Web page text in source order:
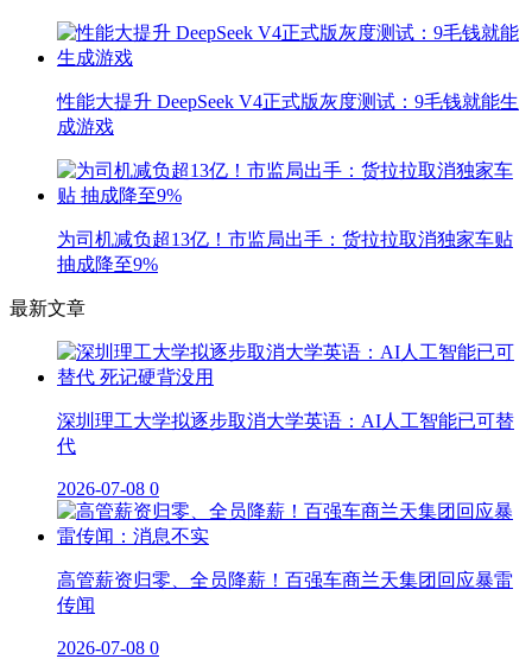
性能大提升 DeepSeek V4正式版灰度测试：9毛钱就能生
成游戏
为司机减负超13亿！市监局出手：货拉拉取消独家车贴
抽成降至9%
最新文章
深圳理工大学拟逐步取消大学英语：AI人工智能已可替
代
2026-07-08 0
高管薪资归零、全员降薪！百强车商兰天集团回应暴雷
传闻
2026-07-08 0